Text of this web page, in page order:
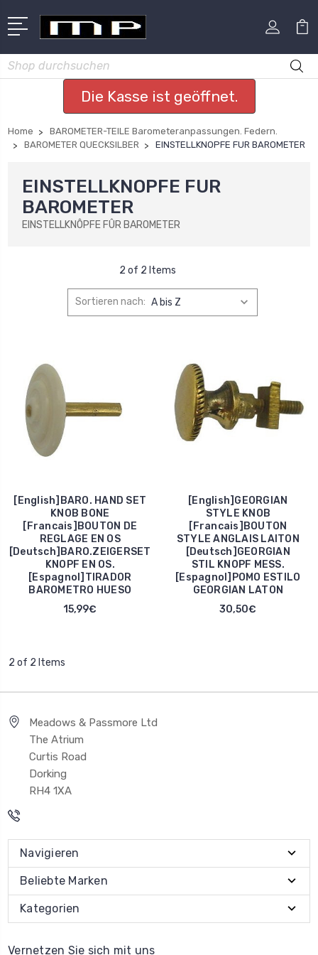
Suchen
Die Kasse ist geöffnet.
Home
BAROMETER-TEILE Barometeranpassungen. Federn.
BAROMETER QUECKSILBER
EINSTELLKNOPFE FUR BAROMETER
EINSTELLKNOPFE FUR
BAROMETER
EINSTELLKNÔPFE FÛR BAROMETER
2 of 2 Items
Sortieren nach:
[English]BARO. HAND SET
KNOB BONE
[Francais]BOUTON DE
REGLAGE EN OS
[Deutsch]BARO.ZEIGERSET
KNOPF EN OS.
[Espagnol]TIRADOR
BAROMETRO HUESO
15,99€
[English]GEORGIAN
STYLE KNOB
[Francais]BOUTON
STYLE ANGLAIS LAITON
[Deutsch]GEORGIAN
STIL KNOPF MESS.
[Espagnol]POMO ESTILO
GEORGIAN LATON
30,50€
2 of 2 Items
Meadows & Passmore Ltd
The Atrium
Curtis Road
Dorking
RH4 1XA
Navigieren
Beliebte Marken
Kategorien
Vernetzen Sie sich mit uns